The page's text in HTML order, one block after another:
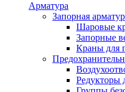
Арматура
Запорная
Шаровые
Запорные
Краны для
Редукторы